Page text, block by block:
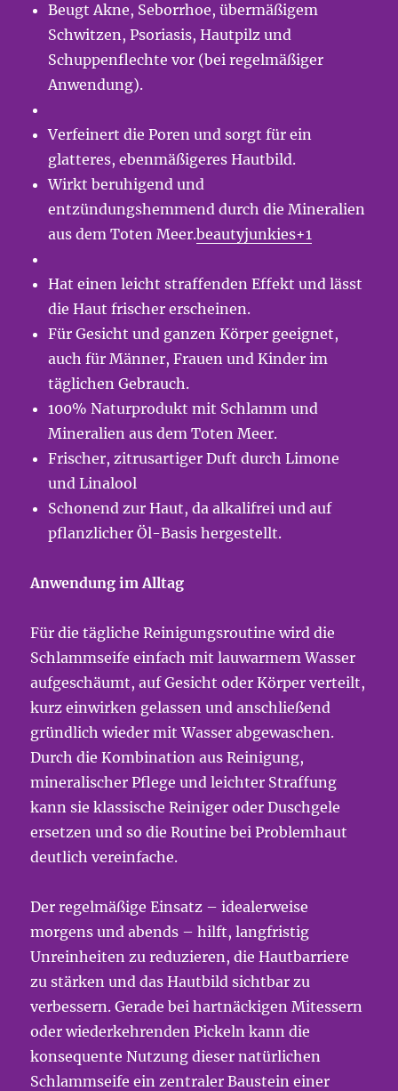
Beugt Akne, Seborrhoe, übermäßigem
Schwitzen, Psoriasis, Hautpilz und
Schuppenflechte vor (bei regelmäßiger
Anwendung).
Verfeinert die Poren und sorgt für ein
glatteres, ebenmäßigeres Hautbild.
Wirkt beruhigend und
entzündungshemmend durch die Mineralien
aus dem Toten Meer.beautyjunkies+1
Hat einen leicht straffenden Effekt und lässt
die Haut frischer erscheinen.
Für Gesicht und ganzen Körper geeignet,
auch für Männer, Frauen und Kinder im
täglichen Gebrauch.
100% Naturprodukt mit Schlamm und
Mineralien aus dem Toten Meer.
Frischer, zitrusartiger Duft durch Limone
und Linalool
Schonend zur Haut, da alkalifrei und auf
pflanzlicher Öl-Basis hergestellt.
Anwendung im Alltag
Für die tägliche Reinigungsroutine wird die
Schlammseife einfach mit lauwarmem Wasser
aufgeschäumt, auf Gesicht oder Körper verteilt,
kurz einwirken gelassen und anschließend
gründlich wieder mit Wasser abgewaschen.
Durch die Kombination aus Reinigung,
mineralischer Pflege und leichter Straffung
kann sie klassische Reiniger oder Duschgele
ersetzen und so die Routine bei Problemhaut
deutlich vereinfache.
Der regelmäßige Einsatz – idealerweise
morgens und abends – hilft, langfristig
Unreinheiten zu reduzieren, die Hautbarriere
zu stärken und das Hautbild sichtbar zu
verbessern. Gerade bei hartnäckigen Mitessern
oder wiederkehrenden Pickeln kann die
konsequente Nutzung dieser natürlichen
Schlammseife ein zentraler Baustein einer